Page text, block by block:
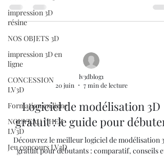
impression 3D
résine
NOS OBJETS 3D
impression 3D en
ligne
CONCESSION
LV3D
Formation en ligne
NOUVEAU CHEZ
LV3D
Jeu concours LV3D
lv3dblog1
20 juin
7 min de lecture
Logiciel de modélisation 3D
gratuit : le guide pour débuter
Découvrez le meilleur logiciel de modélisation 3D
gratuit pour débutants : comparatif, conseils et